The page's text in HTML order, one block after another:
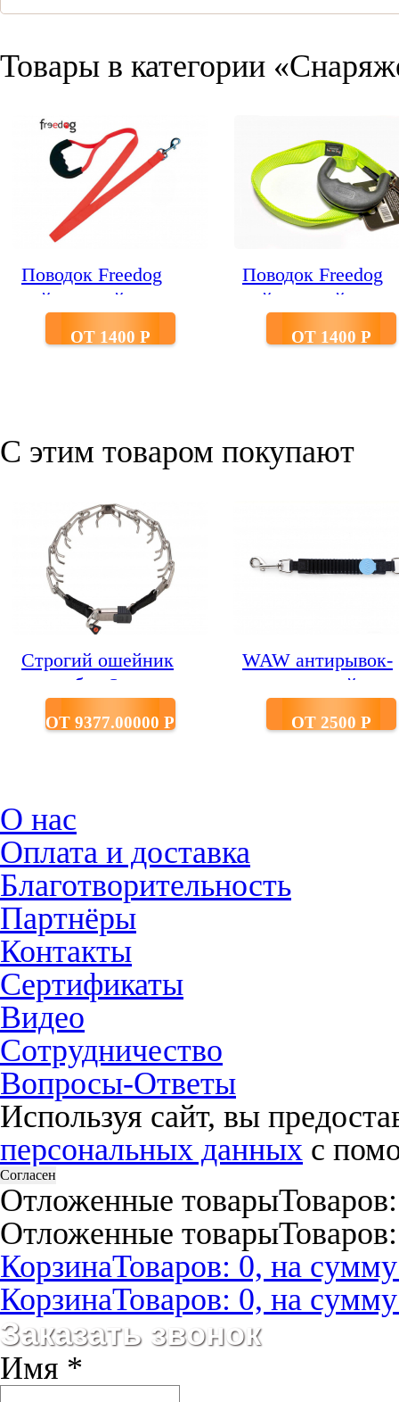
Товары в категории
Поводок Freedog
нейлоновый
ОТ 1400 P
Поводок Freedog
нейлоновый
ОТ 1400 P
С этим товаром покупают
Строгий ошейник
для собак Sprenger
стали на замке с 1-м
ОТ 9377.00000 P
WAW антирывок-
потяг черный
ОТ 2500 P
О нас
Оплата и доставка
Благотворительность
Партнёры
Контакты
Сертификаты
Видео
Сотрудничество
Вопросы-Ответы
Используя сайт, вы
персональных данных с
Согласен
Отложенные товары
Отложенные товары
КорзинаТоваров: 0, на
КорзинаТоваров: 0, на
Заказать звонок
Имя *